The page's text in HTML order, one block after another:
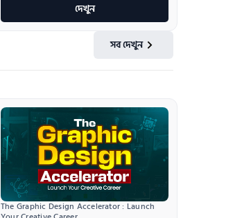
দেখুন
সব দেখুন
The Graphic Design Accelerator : Launch